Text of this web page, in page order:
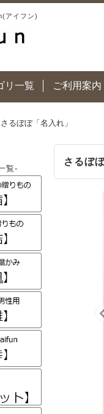
アイフン)
リ一覧 ご利用案内
さるぼぼ「名入れ」
覧-
さるぼ